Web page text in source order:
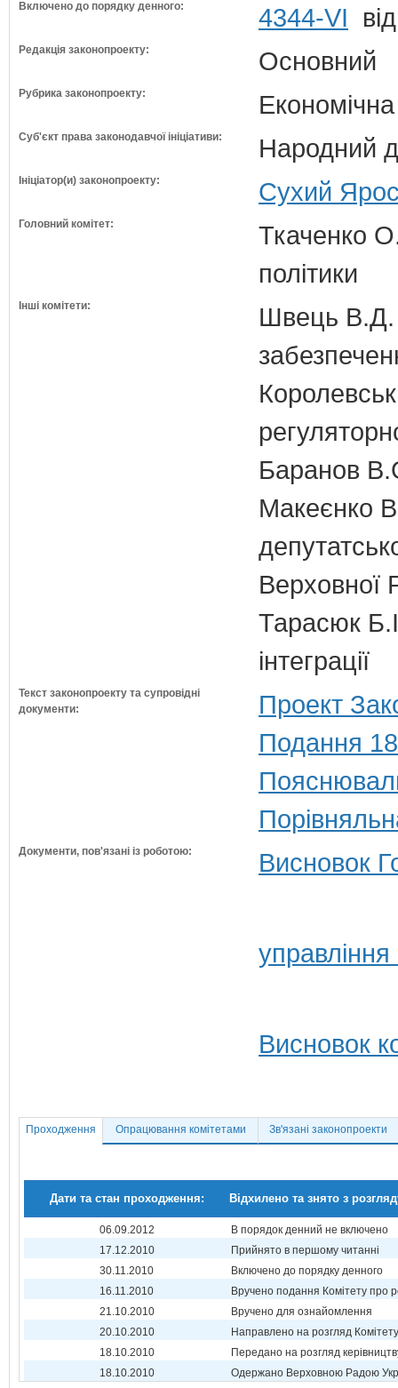
Включено до порядку денного: 4344-VI
Редакція законопроекту: Основний
Рубрика законопроекту:
Суб'єкт права законодавчої ініціативи: Народний
Ініціатор(и) законопроекту: Сухий
Головний комітет:
Ткаченко
політики
Інші комітети:
Швець В.Д.
Баранов
Макеєнко
Верховної
Тарасюк
інтеграції
Текст законопроекту та супровідні
документи:
Проект
Подання
Документи, пов'язані із роботою: Висновок
Висновок
Проходження Опрацювання комітетами Зв'язані законопроекти
Дати та стан проходження: Відхилено та знято з
06.09.2012
В порядок денний не включено
17.12.2010
Прийнято в першому читанні
30.11.2010
Включено до порядку денного
16.11.2010
Вручено подання Комітету про
21.10.2010
Вручено для ознайомлення
20.10.2010
Направлено на розгляд Комітету
18.10.2010
Передано на розгляд
18.10.2010
Одержано Верховною Радою